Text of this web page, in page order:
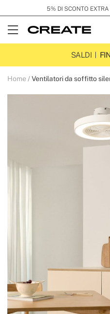
5% DI SCONTO EXTRA
Open
Menu
SALDI
Home Ventilatori da soffitto